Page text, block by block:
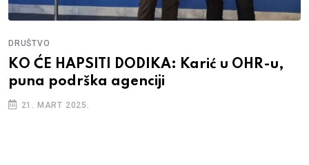
DRUŠTVO
KO ĆE HAPSITI DODIKA: Karić u OHR-u,
puna podrška agenciji
21. MART 2025.